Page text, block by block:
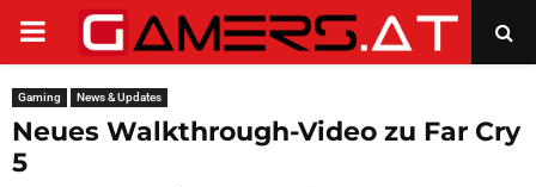
PRIMARY
MENU
Gaming News & Updates
Neues Walkthrough-Video zu Far Cry
5